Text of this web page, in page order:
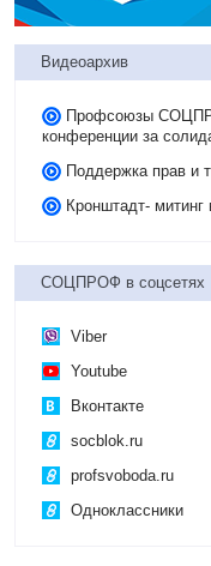
Видеоархив
Профсоюзы
конференции за
Поддержка прав и
Кронштадт-
СОЦПРОФ в соцсетях
Viber
Youtube
Вконтакте
socblok.ru
profsvoboda.ru
Одноклассники